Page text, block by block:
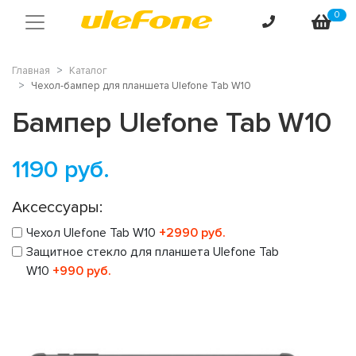
0
Главная
Каталог
Чехол-бампер для планшета Ulefone Tab W10
Бампер Ulefone Tab W10
1190 руб.
Аксессуары:
Чехол Ulefone Tab W10 +2990 руб.
Защитное стекло для планшета Ulefone Tab
W10 +990 руб.